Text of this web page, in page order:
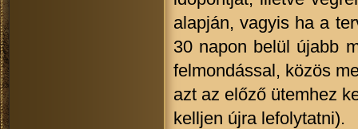
alapján, vagyis ha a
30 napon belül újabb
felmondással, közös
azt az előző ütemhez
kelljen újra lefolytatni).